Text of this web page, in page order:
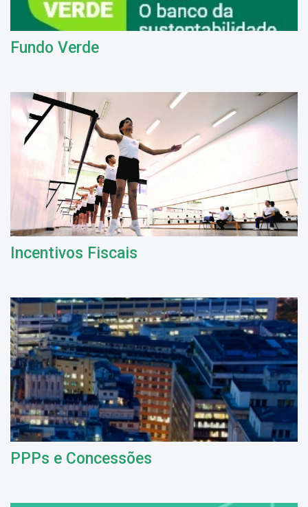
Fundo Verde
Incentivos Fiscais
PPPs e Concessões